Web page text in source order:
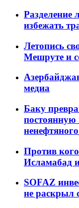
Разделение
избежать
Летопись
Мешруте и
медиа
Баку
постоянную
Против
Исламабад
SOFAZ
не раскрыл